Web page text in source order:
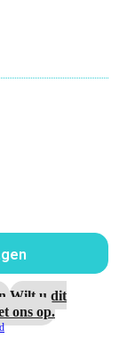
Wilt u dit
ons op.